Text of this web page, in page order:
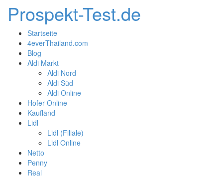
Prospekt-Test.de
Startseite
4everThailand.com
Blog
Aldi Markt
Aldi Nord
Aldi Süd
Aldi Online
Hofer Online
Kaufland
Lidl
Lidl (Filiale)
Lidl Online
Netto
Penny
Real